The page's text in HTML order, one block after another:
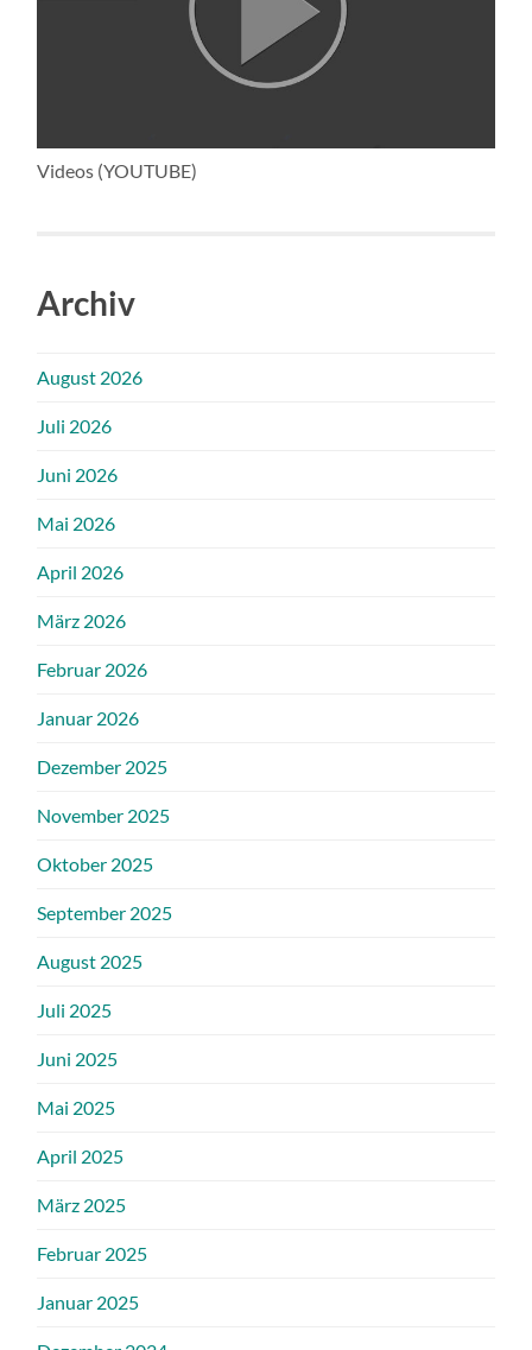
Videos (YOUTUBE)
Archiv
August 2026
Juli 2026
Juni 2026
Mai 2026
April 2026
März 2026
Februar 2026
Januar 2026
Dezember 2025
November 2025
Oktober 2025
September 2025
August 2025
Juli 2025
Juni 2025
Mai 2025
April 2025
März 2025
Februar 2025
Januar 2025